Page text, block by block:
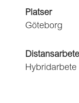
Platser
Göteborg
Distansarbete
Hybridarbete